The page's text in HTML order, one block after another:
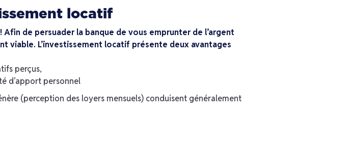
locatif
de persuader la banque de vous emprunter de l’argent
viable. L’investissement locatif présente deux avantages
perçus,
d’apport personnel
(perception des loyers mensuels) conduisent généralement